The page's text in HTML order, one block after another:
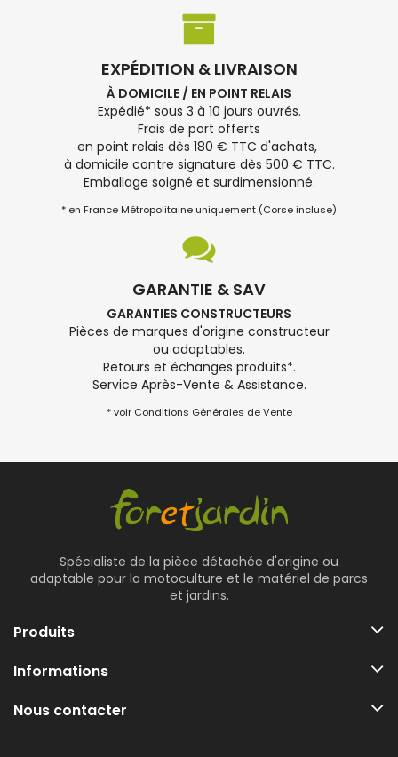
EXPÉDITION & LIVRAISON
À DOMICILE / EN POINT RELAIS
Expédié* sous 3 à 10 jours ouvrés.
Frais de port offerts
en point relais dès 180 € TTC d'achats,
à domicile contre signature dès 500 € TTC.
Emballage soigné et surdimensionné.
* en France Métropolitaine uniquement (Corse incluse)
GARANTIE & SAV
GARANTIES CONSTRUCTEURS
Pièces de marques d'origine constructeur
ou adaptables.
Retours et échanges produits*.
Service Après-Vente & Assistance.
* voir Conditions Générales de Vente
Spécialiste de la pièce détachée d'origine ou
adaptable pour la motoculture et le matériel de parcs
et jardins.
Produits
Informations
Nous contacter